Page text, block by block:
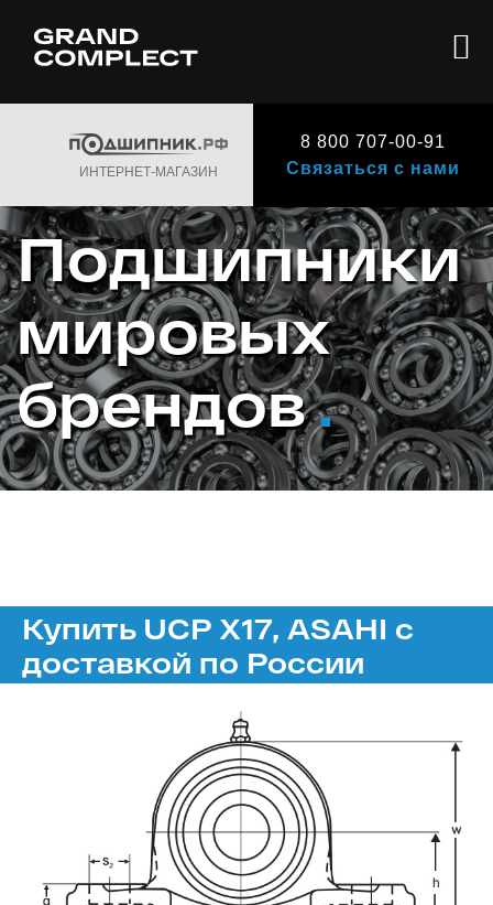
ИНТЕРНЕТ-МАГАЗИН
8 800 707-00-91
Связаться с нами
Подшипники
мировых
брендов.
Купить UCP X17, ASAHI с
доставкой по России